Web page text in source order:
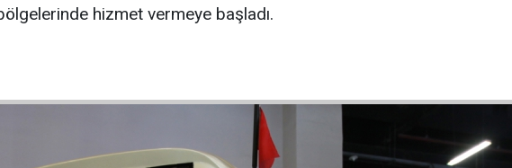
hizmet vermeye başladı.